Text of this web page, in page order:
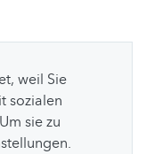
weil Sie
sozialen
sie zu